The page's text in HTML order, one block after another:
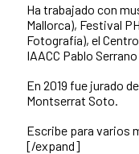
Ha trabajado con
Mallorca), Festival
Fotografía), el
IAACC Pablo
En 2019 fue jurado
Montserrat Soto.
Escribe para varios
[/expand]